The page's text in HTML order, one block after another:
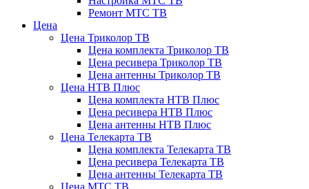
Ремонт МТС ТВ
Цена
Цена Триколор ТВ
Цена комплекта Триколор ТВ
Цена ресивера Триколор ТВ
Цена антенны Триколор ТВ
Цена НТВ Плюс
Цена комплекта НТВ Плюс
Цена ресивера НТВ Плюс
Цена антенны НТВ Плюс
Цена Телекарта ТВ
Цена комплекта Телекарта ТВ
Цена ресивера Телекарта ТВ
Цена антенны Телекарта ТВ
Цена МТС ТВ